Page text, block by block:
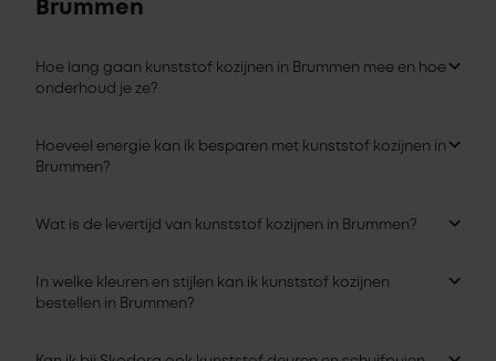
Brummen
Hoe lang gaan kunststof kozijnen in Brummen mee en hoe
onderhoud je ze?
Hoeveel energie kan ik besparen met kunststof kozijnen in
Brummen?
Wat is de levertijd van kunststof kozijnen in Brummen?
In welke kleuren en stijlen kan ik kunststof kozijnen
bestellen in Brummen?